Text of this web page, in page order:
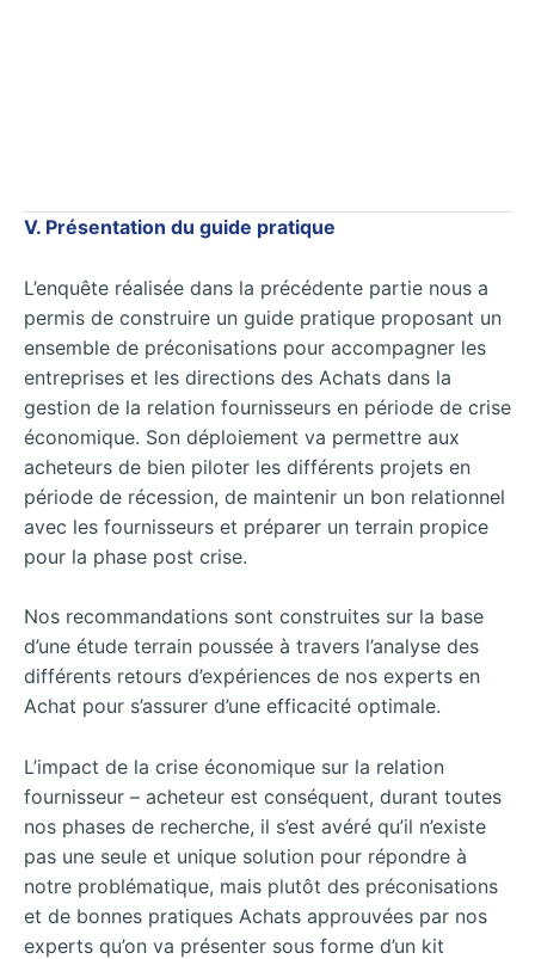
V. Présentation du guide pratique
L’enquête réalisée dans la précédente partie nous a
permis de construire un guide pratique proposant un
ensemble de préconisations pour accompagner les
entreprises et les directions des Achats dans la
gestion de la relation fournisseurs en période de crise
économique. Son déploiement va permettre aux
acheteurs de bien piloter les différents projets en
période de récession, de maintenir un bon relationnel
avec les fournisseurs et préparer un terrain propice
pour la phase post crise.
Nos recommandations sont construites sur la base
d’une étude terrain poussée à travers l’analyse des
différents retours d’expériences de nos experts en
Achat pour s’assurer d’une efficacité optimale.
L’impact de la crise économique sur la relation
fournisseur – acheteur est conséquent, durant toutes
nos phases de recherche, il s’est avéré qu’il n’existe
pas une seule et unique solution pour répondre à
notre problématique, mais plutôt des préconisations
et de bonnes pratiques Achats approuvées par nos
experts qu’on va présenter sous forme d’un kit